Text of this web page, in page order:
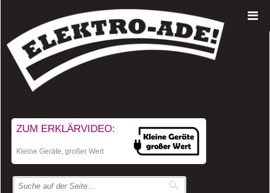
ZUM ERKLÄRVIDEO:
Kleine Geräte, großer Wert